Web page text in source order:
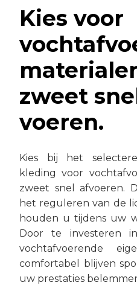
Kies voor
zweet
voeren.
Kies bij het
kleding voor
zweet snel afvoeren.
het reguleren van de
houden u tijdens uw
Door te investeren
vochtafvoerende
comfortabel blijven
uw prestaties